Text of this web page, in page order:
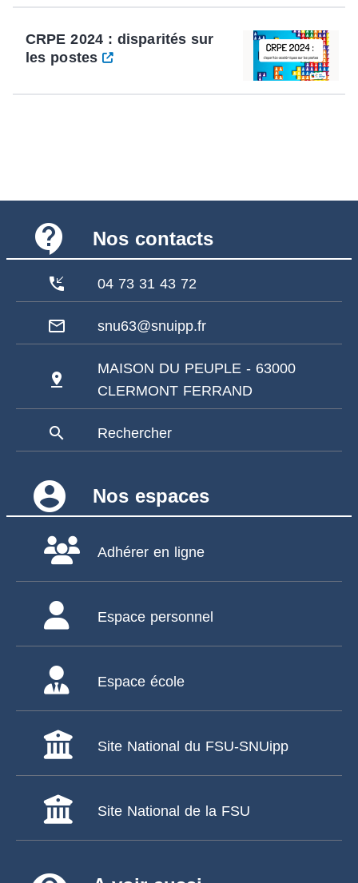
CRPE 2024 : disparités sur
les postes
contact_support Nos contacts
phone_callback 04 73 31 43 72
mail_outline snu63@snuipp.fr
pin_drop
MAISON DU PEUPLE - 63000
CLERMONT FERRAND
search Rechercher
account_circle Nos espaces
Adhérer en ligne
Espace personnel
Espace école
Site National du FSU-SNUipp
Site National de la FSU